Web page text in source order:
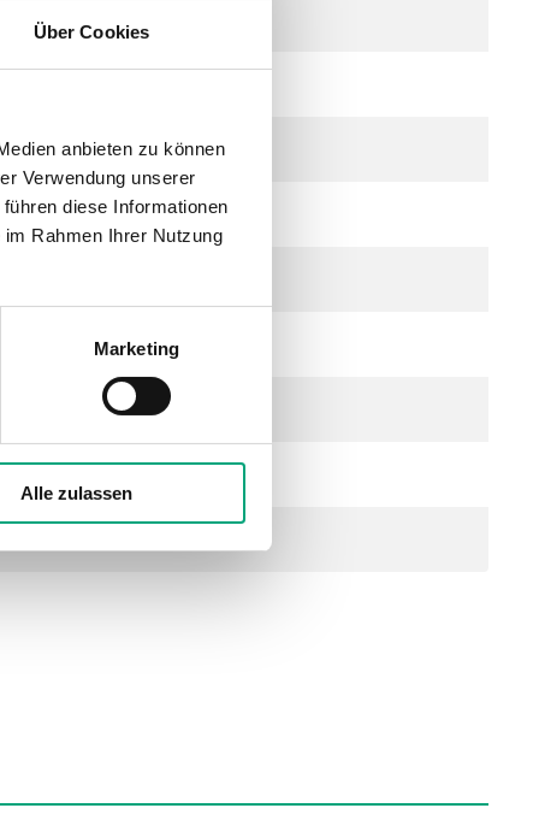
Über Cookies
anbieten zu können
Verwendung unserer
diese Informationen
Rahmen Ihrer Nutzung
Marketing
Alle zulassen
A an UO1 und UO2)